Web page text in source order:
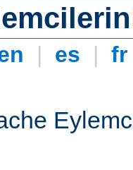
| es |